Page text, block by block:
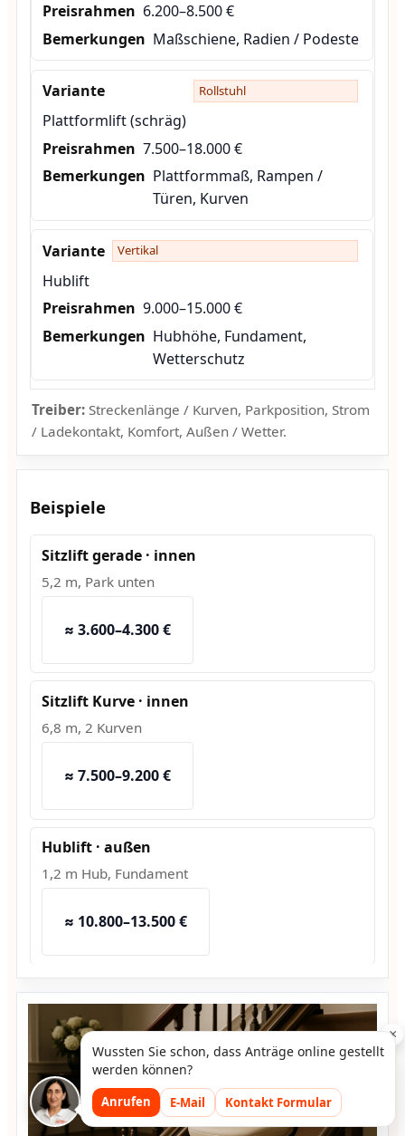
6.200–8.500 €
Maßschiene, Radien / Podeste
Rollstuhl
Plattformlift (schräg)
7.500–18.000 €
Plattformmaß, Rampen /
Türen, Kurven
Vertikal
Hublift
9.000–15.000 €
Hubhöhe, Fundament,
Wetterschutz
Treiber:Streckenlänge / Kurven, Parkposition, Strom
/ Ladekontakt, Komfort, Außen / Wetter.
Beispiele
Sitzlift gerade · innen
5,2 m, Park unten
≈ 3.600–4.300 €
Sitzlift Kurve · innen
6,8 m, 2 Kurven
≈ 7.500–9.200 €
Hublift · außen
1,2 m Hub, Fundament
≈ 10.800–13.500 €
×
Wussten Sie schon, dass Anträge online gestellt
werden können?
Anrufen E-Mail Kontakt Formular